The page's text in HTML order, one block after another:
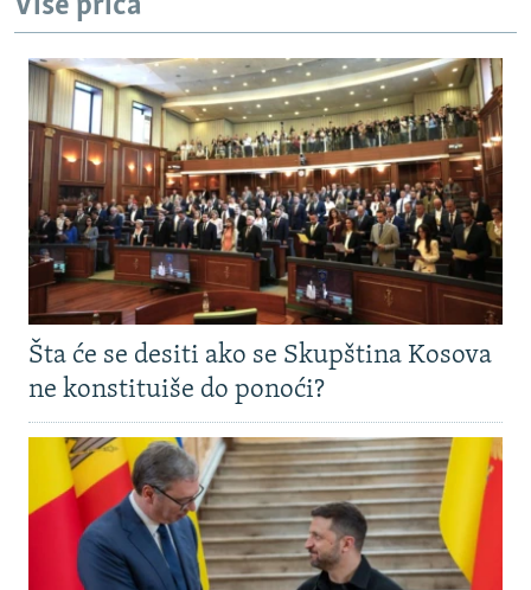
Više priča
Šta će se desiti ako se Skupština Kosova
ne konstituiše do ponoći?